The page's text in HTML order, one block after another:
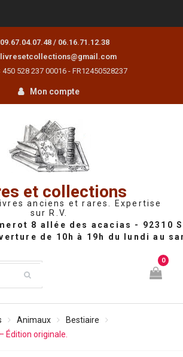
09.67.04.07.48 / 06.16.71.12.38
livresetcollections@gmail.com
450 528 237 00016 - FR12450528237
Mon compte
et collections
anciens et rares. Expertise
sur R.V.
0
Animaux
Bestiaire
Édition originale.